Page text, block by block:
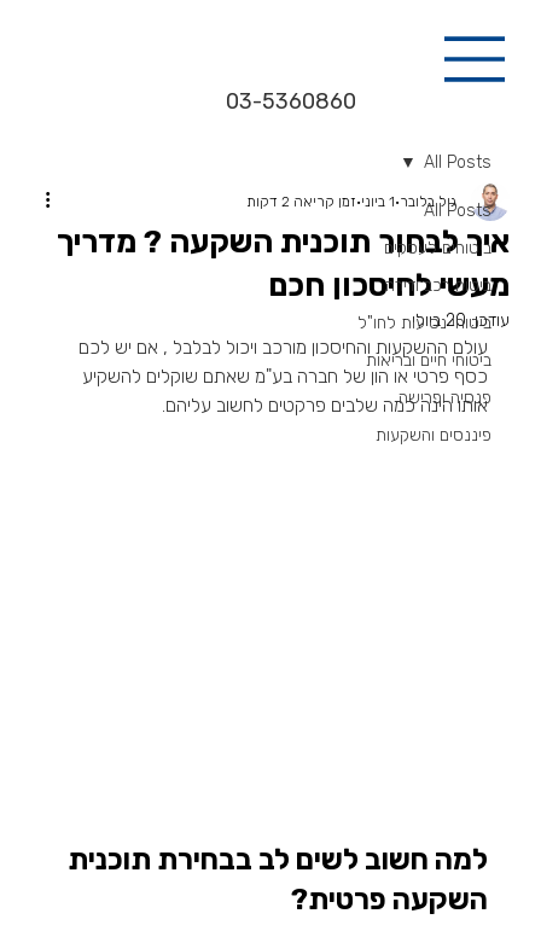
03-5360860
All Posts
ביטוחים לעסקים
ביטוח רכב ודירה
ביטוחי נסיעות לחו"ל
ביטוחי חיים ובריאות
פנסיה ופרישה
פיננסים והשקעות
All Posts
איך לבחור תוכנית השקעה ? מדריך
מעשי לחיסכון חכם
גיל בלובר 1 ביוני זמן קריאה 2 דקות
עודכן:20 ביולי
עולם ההשקעות והחיסכון מורכב ויכול לבלבל , אם יש לכם
כסף פרטי או הון של חברה בע"מ שאתם שוקלים להשקיע
אותו הינה כמה שלבים פרקטים לחשוב עליהם.
למה חשוב לשים לב בבחירת תוכנית
השקעה פרטית?